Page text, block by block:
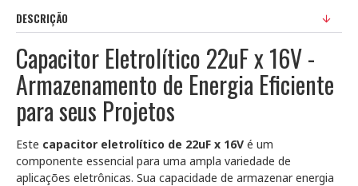
DESCRIÇÃO
Capacitor Eletrolítico 22uF x 16V -
Armazenamento de Energia Eficiente
para seus Projetos
Este capacitor eletrolítico de 22uF x 16V é um
componente essencial para uma ampla variedade de
aplicações eletrônicas. Sua capacidade de armazenar energia